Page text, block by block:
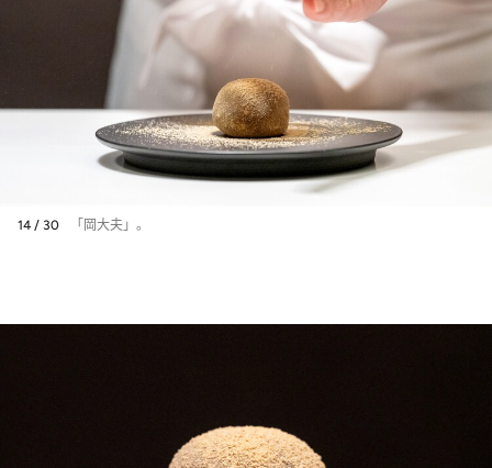
14 / 30 「岡大夫」。